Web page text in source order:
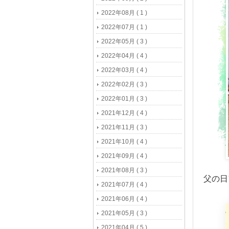
父の
2022年08月 ( 1 )
2022年07月 ( 1 )
2022年05月 ( 3 )
2022年04月 ( 4 )
2022年03月 ( 4 )
2022年02月 ( 3 )
2022年01月 ( 3 )
2021年12月 ( 4 )
2021年11月 ( 3 )
2021年10月 ( 4 )
2021年09月 ( 4 )
2021年08月 ( 3 )
2021年07月 ( 4 )
2021年06月 ( 4 )
2021年05月 ( 3 )
2021年04月 ( 5 )